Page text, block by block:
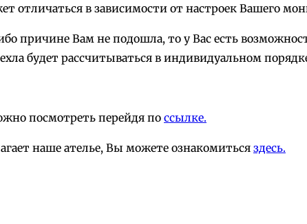
отличаться в зависимости от настроек Вашего
причине Вам не подошла, то у Вас есть
будет рассчитываться в индивидуальном
посмотреть перейдя поссылке.
наше ателье, Вы можете ознакомиться здесь.